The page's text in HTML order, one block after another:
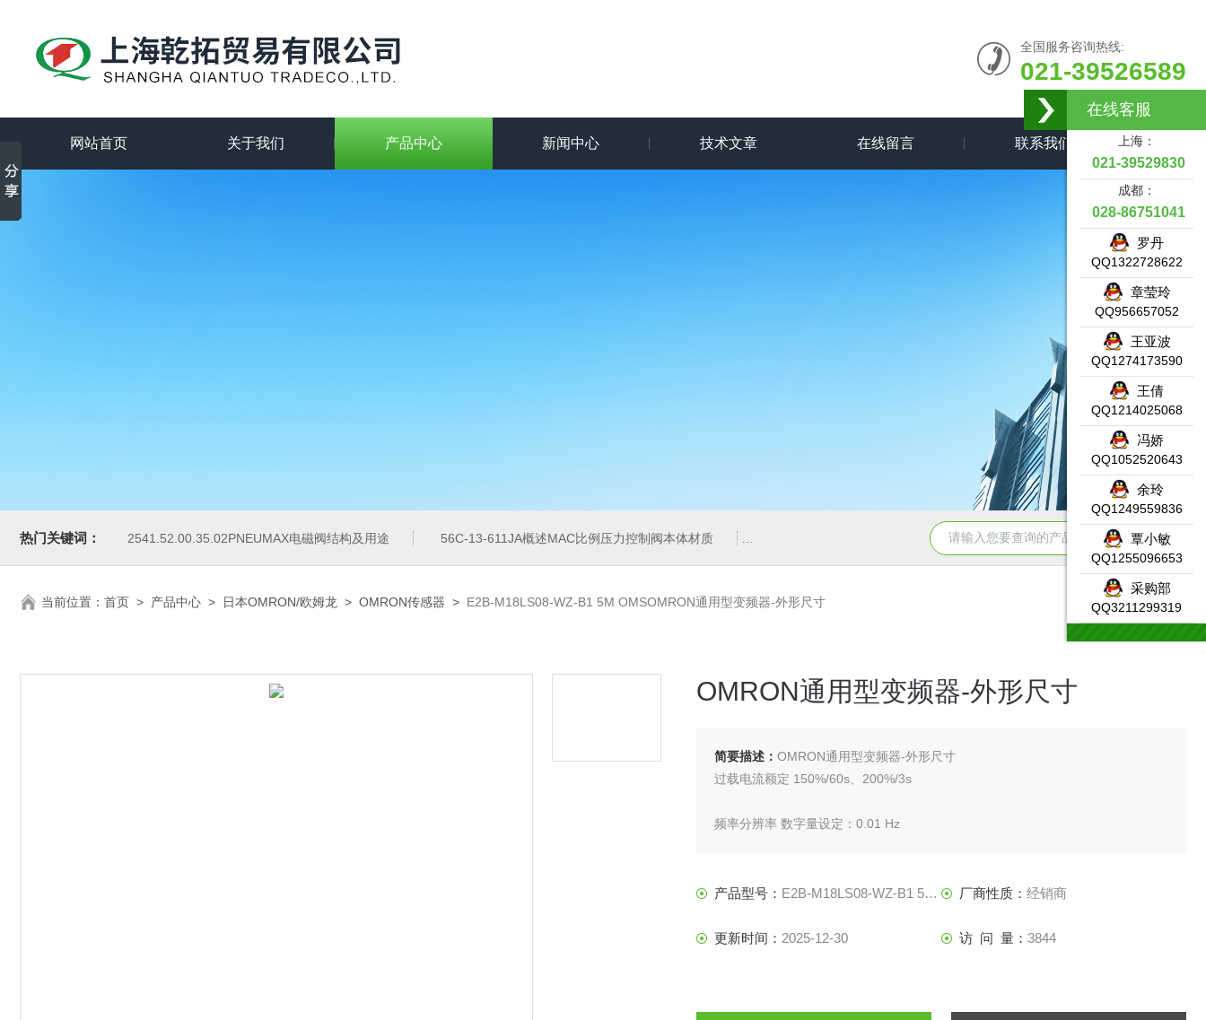
全国服务咨询热线:
021-39526589
网站首页 关于我们 产品中心 新闻中心 技术文章 在线留言 联系我们
热门关键词： 2541.52.00.35.02PNEUMAX电磁阀结构及用途 56C-13-611JA概述MAC比例压力控制阀本体材质 6ES7331-7KF02-0AB0SIEMENS输入模块产品示意图 DW-AS-623-
当前位置： 首页 > 产品中心 > 日本OMRON/欧姆龙 > OMRON传感器 > E2B-M18LS08-WZ-B1 5M OMSOMRON通用型变频器-外形尺寸
OMRON通用型变频器-外形尺寸
简要描述： OMRON通用型变频器-外形尺寸
过载电流额定 150%/60s、200%/3s
频率分辨率 数字量设定：0.01 Hz
～+20mA）
产品型号： E2B-M18LS08-WZ-B1 5M OMS 厂商性质： 经销商
更新时间： 2025-12-30 访 问 量： 3844
在线客服
上海：
021-39529830
成都：
028-86751041
罗丹
QQ1322728622
章莹玲
QQ956657052
王亚波
QQ1274173590
王倩
QQ1214025068
冯娇
QQ1052520643
余玲
QQ1249559836
覃小敏
QQ1255096653
采购部
QQ3211299319